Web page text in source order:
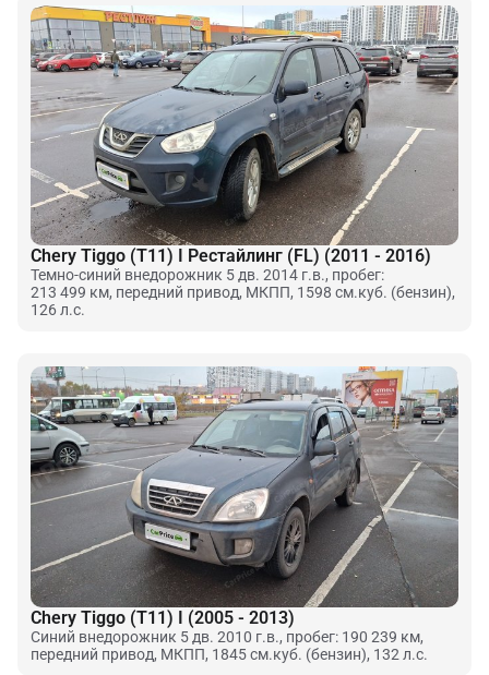
Chery Tiggo (T11) I Рестайлинг (FL) (2011 - 2016)
Темно-синий внедорожник 5 дв. 2014 г.в., пробег:
213 499 км, передний привод, МКПП, 1598 см.куб. (бензин),
126 л.с.
Chery Tiggo (T11) I (2005 - 2013)
Синий внедорожник 5 дв. 2010 г.в., пробег: 190 239 км,
передний привод, МКПП, 1845 см.куб. (бензин), 132 л.с.